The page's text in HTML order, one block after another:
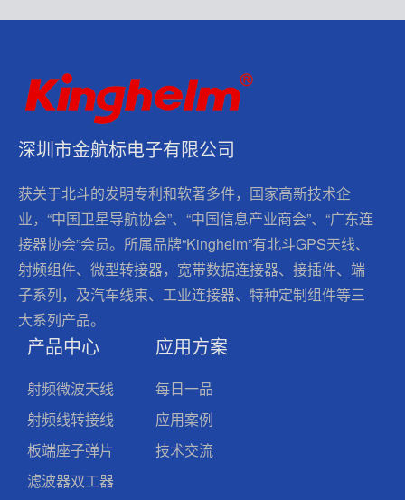
深圳市金航标电子有限公司
获关于北斗的发明专利和软著多件，国家高新技术企
业，“中国卫星导航协会”、“中国信息产业商会”、“广东连
接器协会”会员。所属品牌“Kinghelm”有北斗GPS天线、
射频组件、微型转接器，宽带数据连接器、接插件、端
子系列，及汽车线束、工业连接器、特种定制组件等三
大系列产品。
产品中心
射频微波天线
射频线转接线
板端座子弹片
滤波器双工器
应用方案
每日一品
应用案例
技术交流